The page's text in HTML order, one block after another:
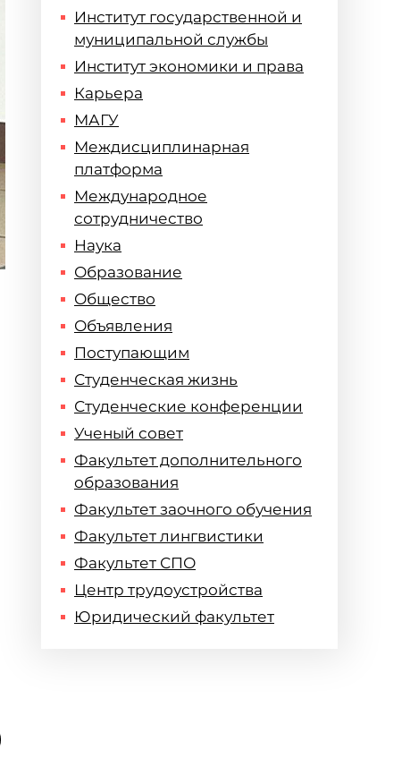
Институт государственной и
муниципальной службы
Институт экономики и права
Карьера
МАГУ
Междисциплинарная
платформа
Международное
сотрудничество
Наука
Образование
Общество
Объявления
Поступающим
Студенческая жизнь
Студенческие конференции
Ученый совет
Факультет дополнительного
образования
Факультет заочного обучения
Факультет лингвистики
Факультет СПО
Центр трудоустройства
Юридический факультет